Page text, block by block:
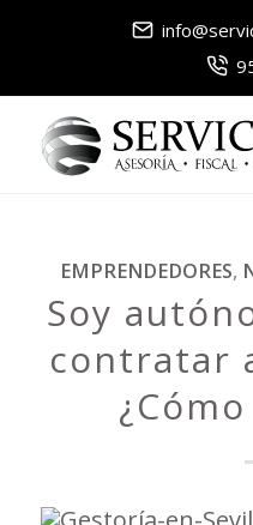
EMPRENDEDORES,
Soy
contratar